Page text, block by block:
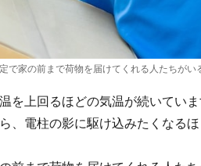
で家の前まで荷物を届けてくれる人たちがい
を上回るほどの気温が続いてい
、電柱の影に駆け込みたくなるほ